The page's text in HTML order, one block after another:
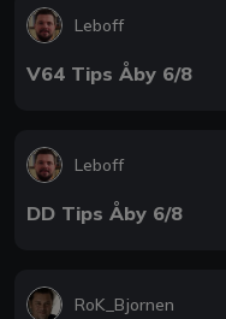
Leboff
V64 Tips Åby 6/8
Leboff
DD Tips Åby 6/8
RoK_Bjornen